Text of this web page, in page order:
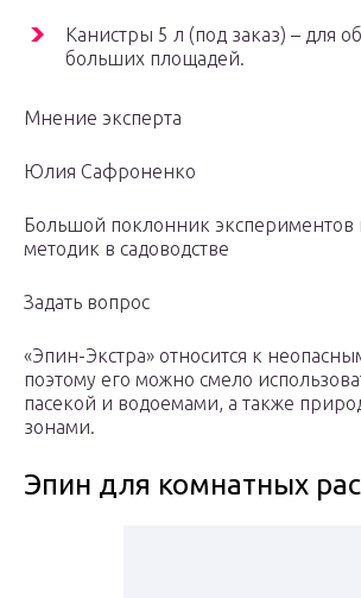
Канистры 5 л (под заказ) – для
больших площадей.
Мнение эксперта
Юлия Сафроненко
Большой поклонник экспериментов
методик в садоводстве
Задать вопрос
«Эпин-Экстра» относится к
поэтому его можно смело
пасекой и водоемами, а также
зонами.
Эпин для комнатных